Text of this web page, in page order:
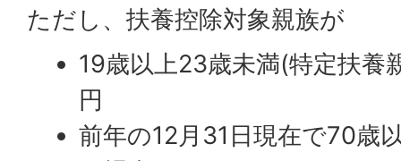
ただし、扶養控除対象親族が
19歳以上23歳未満(特定扶
円
前年の12月31日現在で70歳